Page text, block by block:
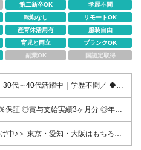
第二新卒OK
学歴不問
転勤なし
リモートOK
産育休活用有
服装自由
育児と両立
ブランクOK
副業OK 国認定取得
30代～40代活躍中｜学歴不問／ ◆IT
の実務経験を1年以上お持ちの方
計書の作成・読み解き、プログラミ
ん！） …★子育てブラン
ねなくご応募ください 「出産・
保証 ◎賞与支給実績3ヶ月分 ◎年収
＊開発経験をお持ちの
50万円＋ 賞与年2回（支給実績：3ヶ
中♪＞ 東京・愛知・大阪はもちろ
・静岡・広島・福岡案件も多数！